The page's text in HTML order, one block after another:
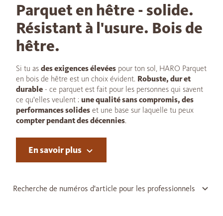
Parquet en hêtre - solide.
Résistant à l'usure. Bois de
hêtre.
Si tu as des exigences élevées pour ton sol, HARO Parquet
en bois de hêtre est un choix évident. Robuste, dur et
durable - ce parquet est fait pour les personnes qui savent
ce qu'elles veulent : une qualité sans compromis, des
performances solides et une base sur laquelle tu peux
compter pendant des décennies.
En savoir plus
Recherche de numéros d'article pour les professionnels